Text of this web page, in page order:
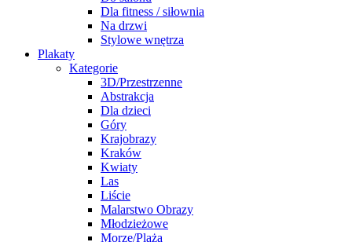
Dla fitness / siłownia
Na drzwi
Stylowe wnętrza
Plakaty
Kategorie
3D/Przestrzenne
Abstrakcja
Dla dzieci
Góry
Krajobrazy
Kraków
Kwiaty
Las
Liście
Malarstwo Obrazy
Młodzieżowe
Morze/Plaża